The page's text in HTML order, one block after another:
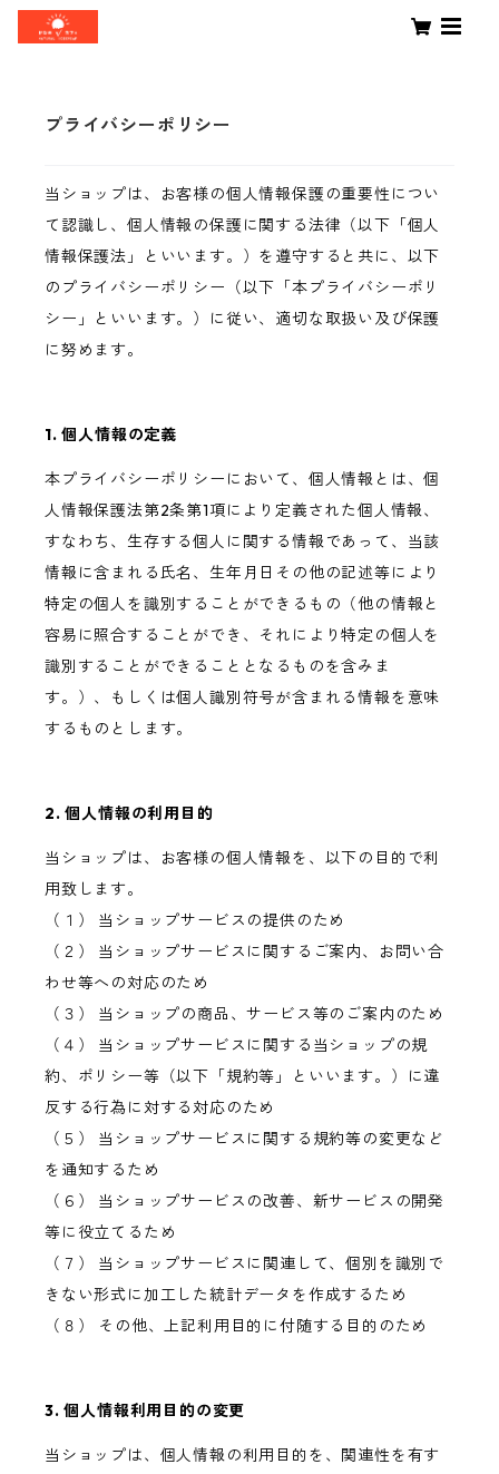
プライバシーポリシー
当ショップは、お客様の個人情報保護の重要性につい
て認識し、個人情報の保護に関する法律（以下「個人
情報保護法」といいます。）を遵守すると共に、以下
のプライバシーポリシー（以下「本プライバシーポリ
シー」といいます。）に従い、適切な取扱い及び保護
に努めます。
1. 個人情報の定義
本プライバシーポリシーにおいて、個人情報とは、個
人情報保護法第2条第1項により定義された個人情報、
すなわち、生存する個人に関する情報であって、当該
情報に含まれる氏名、生年月日その他の記述等により
特定の個人を識別することができるもの（他の情報と
容易に照合することができ、それにより特定の個人を
識別することができることとなるものを含みま
す。）、もしくは個人識別符号が含まれる情報を意味
するものとします。
2. 個人情報の利用目的
当ショップは、お客様の個人情報を、以下の目的で利
用致します。
（１） 当ショップサービスの提供のため
（２） 当ショップサービスに関するご案内、お問い合
わせ等への対応のため
（３） 当ショップの商品、サービス等のご案内のため
（４） 当ショップサービスに関する当ショップの規
約、ポリシー等（以下「規約等」といいます。）に違
反する行為に対する対応のため
（５） 当ショップサービスに関する規約等の変更など
を通知するため
（６） 当ショップサービスの改善、新サービスの開発
等に役立てるため
（７） 当ショップサービスに関連して、個別を識別で
きない形式に加工した統計データを作成するため
（８） その他、上記利用目的に付随する目的のため
3. 個人情報利用目的の変更
当ショップは、個人情報の利用目的を、関連性を有す